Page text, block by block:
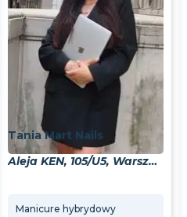
Tania Mart Nails
Aleja KEN, 105/U5, Warszawa, 02-722
Manicure hybrydowy